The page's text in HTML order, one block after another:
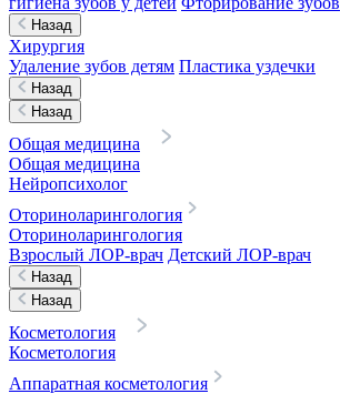
Назад
Хирургия
Удаление зубов детям Пластика уздечки
Назад
Назад
Общая медицина
Общая медицина
Нейропсихолог
Оториноларингология
Оториноларингология
Взрослый ЛОР-врач Детский ЛОР-врач
Назад
Назад
Косметология
Косметология
Аппаратная косметология